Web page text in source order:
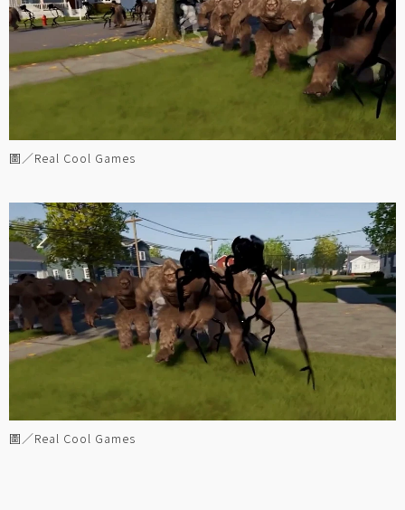
圖／Real Cool Games
圖／Real Cool Games